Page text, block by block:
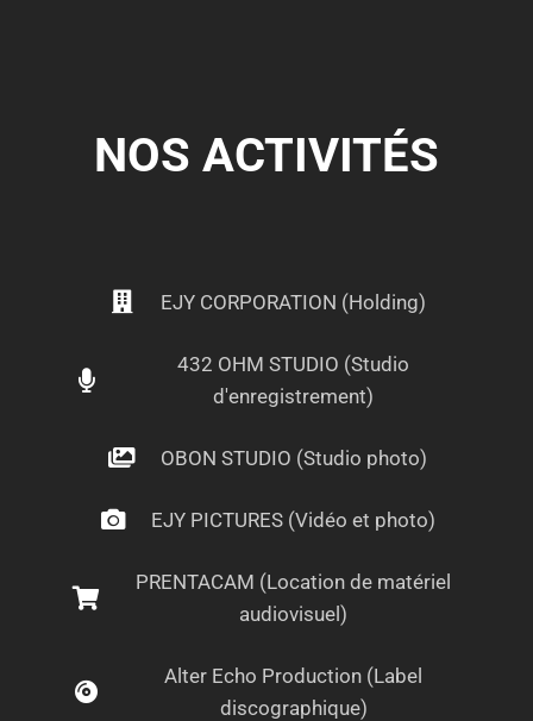
NOS ACTIVITÉS
EJY CORPORATION (Holding)
432 OHM STUDIO (Studio
d'enregistrement)
OBON STUDIO (Studio photo)
EJY PICTURES (Vidéo et photo)
PRENTACAM (Location de matériel
audiovisuel)
Alter Echo Production (Label
discographique)